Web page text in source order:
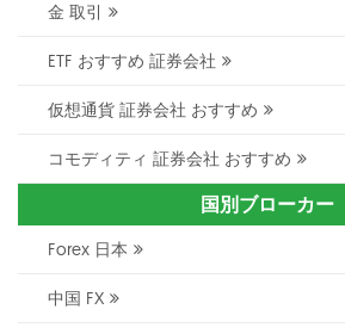
金 取引
ETF おすすめ 証券会社
仮想通貨 証券会社 おすすめ
コモディティ 証券会社 おすすめ
国別ブローカー
Forex 日本
中国 FX